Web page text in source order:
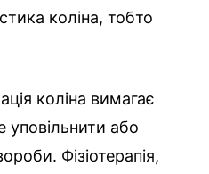
коліна, тобто
коліна вимагає
уповільнити або
Фізіотерапія,